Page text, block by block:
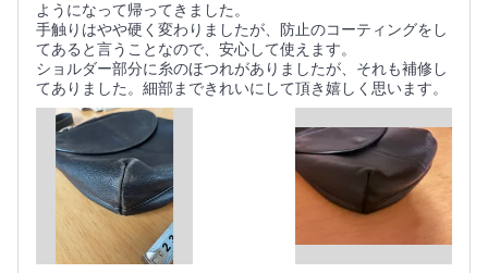
ようになって帰ってきました。
手触りはやや硬く変わりましたが、防止のコーティングをし
てあると言うことなので、安心して使えます。
ショルダー部分に糸のほつれがありましたが、それも補修し
てありました。細部まできれいにして頂き嬉しく思います。